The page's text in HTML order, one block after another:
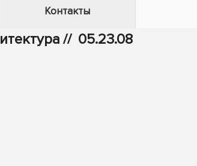
Контакты
// 05.23.08